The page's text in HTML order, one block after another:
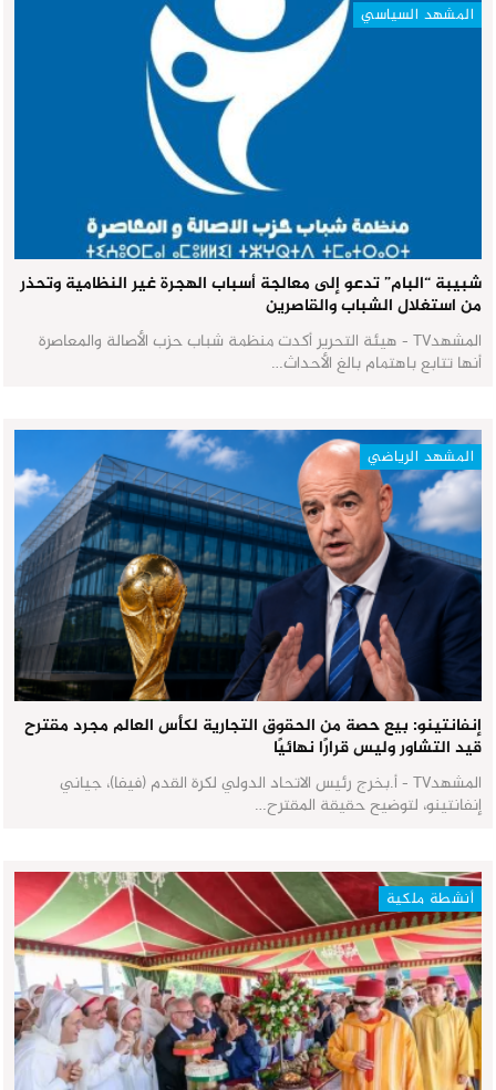
المشهد السياسي
شبيبة “البام” تدعو إلى معالجة أسباب الهجرة غير النظامية وتحذر
من استغلال الشباب والقاصرين
المشهدTV - هيئة التحرير أكدت منظمة شباب حزب الأصالة والمعاصرة
أنها تتابع باهتمام بالغ الأحداث…
المشهد الرياضي
إنفانتينو: بيع حصة من الحقوق التجارية لكأس العالم مجرد مقترح
قيد التشاور وليس قرارًا نهائيًا
المشهدTV - أ.بخرج رئيس الاتحاد الدولي لكرة القدم (فيفا)، جياني
إنفانتينو، لتوضيح حقيقة المقترح…
أنشطة ملكية